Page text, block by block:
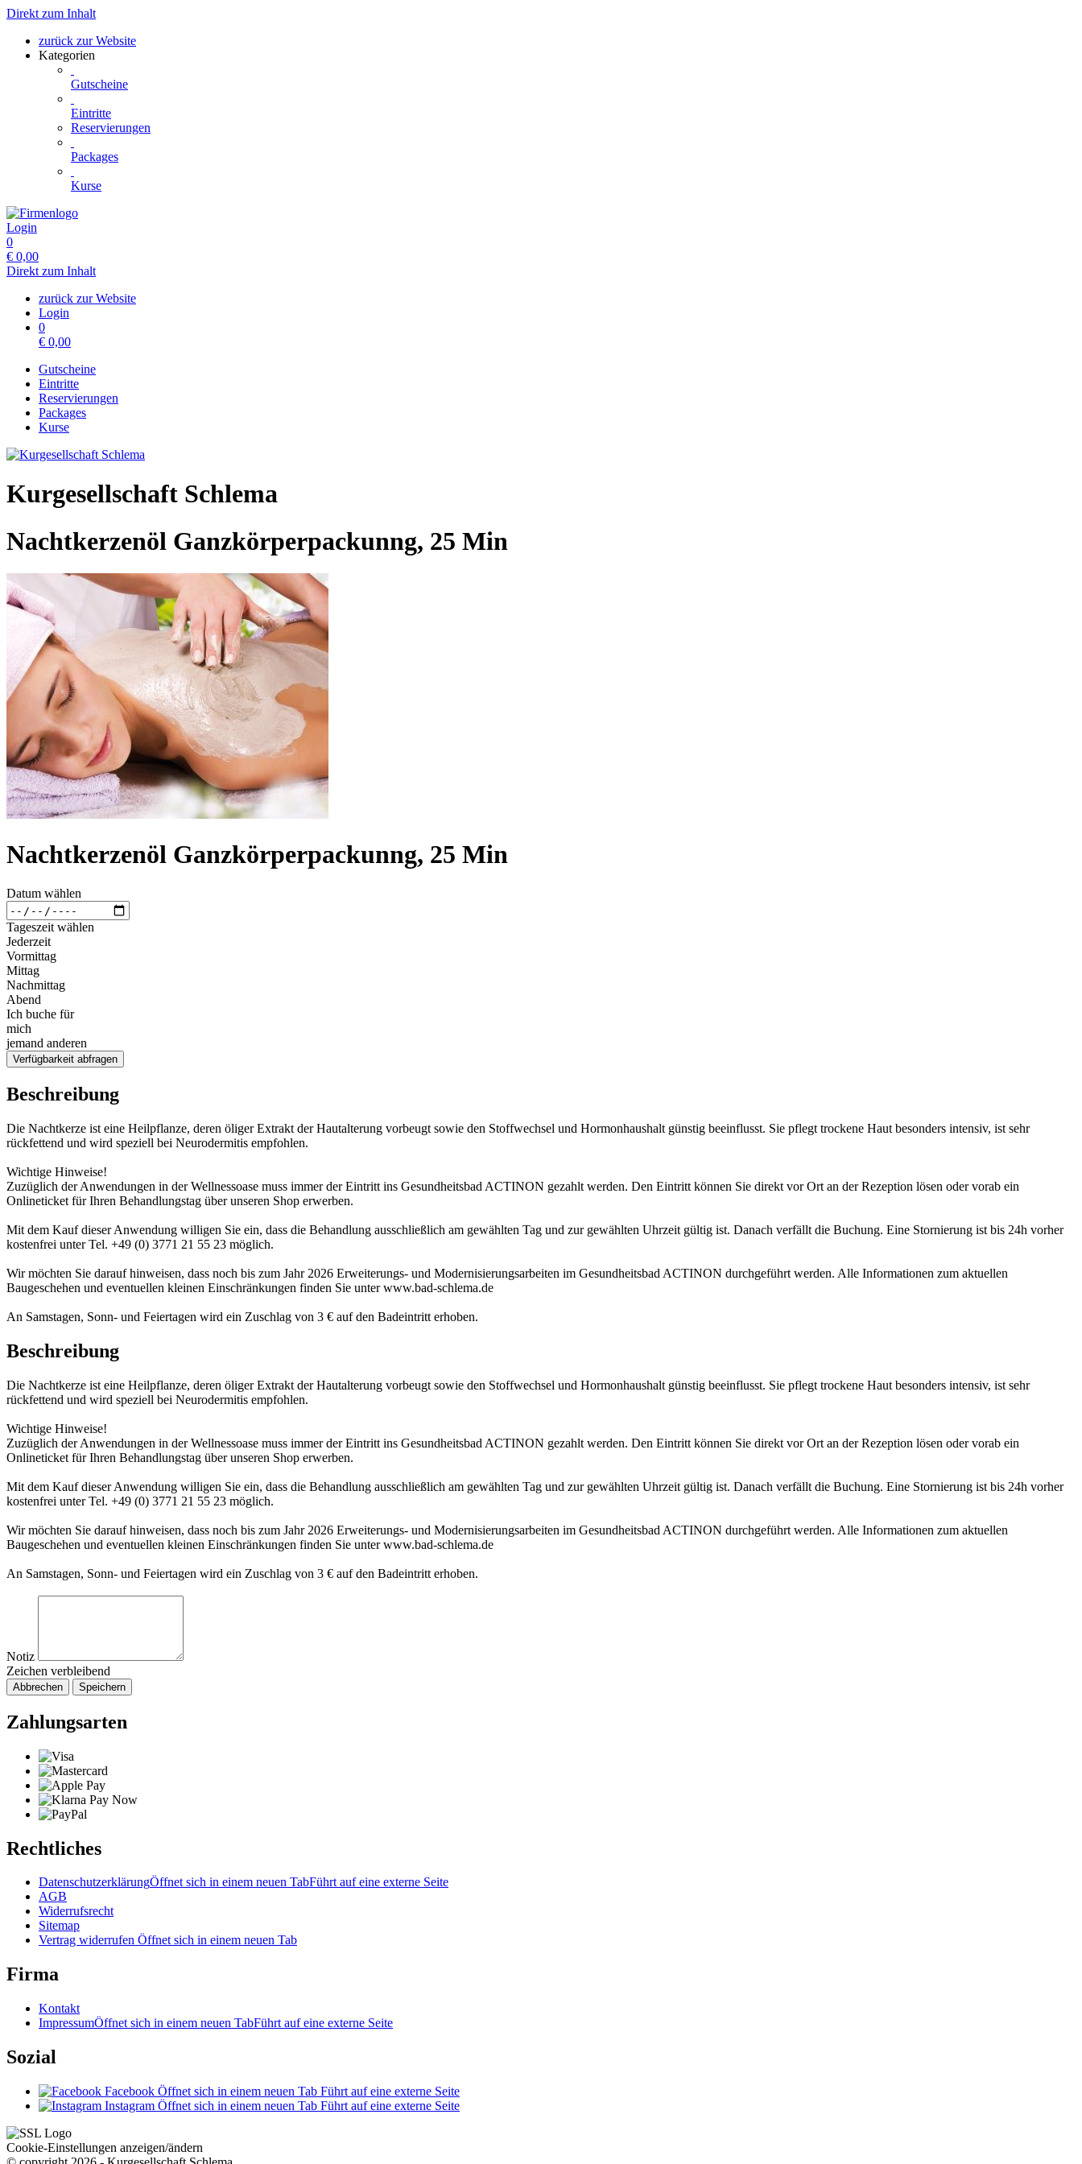
Direkt zum Inhalt
zurück zur Website
Kategorien
Gutscheine
Eintritte
Reservierungen
Packages
Kurse
Login
0
€ 0,00
Direkt zum Inhalt
zurück zur Website
Login
0
€ 0,00
Gutscheine
Eintritte
Reservierungen
Packages
Kurse
Kurgesellschaft Schlema
Nachtkerzenöl Ganzkörperpackunng, 25 Min
Nachtkerzenöl Ganzkörperpackunng, 25 Min
Datum wählen
Tageszeit wählen
Jederzeit
Vormittag
Mittag
Nachmittag
Abend
Ich buche für
mich
jemand anderen
Verfügbarkeit abfragen
Beschreibung
Die Nachtkerze ist eine Heilpflanze, deren öliger Extrakt der Hautalterung vorbeugt sowie den Stoffwechsel und Hormonhaushalt günstig beeinflusst. Sie pflegt trockene Haut besonders intensiv, ist sehr
rückfettend und wird speziell bei Neurodermitis empfohlen.
Wichtige Hinweise!
Zuzüglich der Anwendungen in der Wellnessoase muss immer der Eintritt ins Gesundheitsbad ACTINON gezahlt werden. Den Eintritt können Sie direkt vor Ort an der Rezeption lösen oder vorab ein
Onlineticket für Ihren Behandlungstag über unseren Shop erwerben.
Mit dem Kauf dieser Anwendung willigen Sie ein, dass die Behandlung ausschließlich am gewählten Tag und zur gewählten Uhrzeit gültig ist. Danach verfällt die Buchung. Eine Stornierung ist bis 24h vorher
kostenfrei unter Tel. +49 (0) 3771 21 55 23 möglich.
Wir möchten Sie darauf hinweisen, dass noch bis zum Jahr 2026 Erweiterungs- und Modernisierungsarbeiten im Gesundheitsbad ACTINON durchgeführt werden. Alle Informationen zum aktuellen
Baugeschehen und eventuellen kleinen Einschränkungen finden Sie unter www.bad-schlema.de
An Samstagen, Sonn- und Feiertagen wird ein Zuschlag von 3 € auf den Badeintritt erhoben.
Beschreibung
Die Nachtkerze ist eine Heilpflanze, deren öliger Extrakt der Hautalterung vorbeugt sowie den Stoffwechsel und Hormonhaushalt günstig beeinflusst. Sie pflegt trockene Haut besonders intensiv, ist sehr
rückfettend und wird speziell bei Neurodermitis empfohlen.
Wichtige Hinweise!
Zuzüglich der Anwendungen in der Wellnessoase muss immer der Eintritt ins Gesundheitsbad ACTINON gezahlt werden. Den Eintritt können Sie direkt vor Ort an der Rezeption lösen oder vorab ein
Onlineticket für Ihren Behandlungstag über unseren Shop erwerben.
Mit dem Kauf dieser Anwendung willigen Sie ein, dass die Behandlung ausschließlich am gewählten Tag und zur gewählten Uhrzeit gültig ist. Danach verfällt die Buchung. Eine Stornierung ist bis 24h vorher
kostenfrei unter Tel. +49 (0) 3771 21 55 23 möglich.
Wir möchten Sie darauf hinweisen, dass noch bis zum Jahr 2026 Erweiterungs- und Modernisierungsarbeiten im Gesundheitsbad ACTINON durchgeführt werden. Alle Informationen zum aktuellen
Baugeschehen und eventuellen kleinen Einschränkungen finden Sie unter www.bad-schlema.de
An Samstagen, Sonn- und Feiertagen wird ein Zuschlag von 3 € auf den Badeintritt erhoben.
Notiz
Zeichen verbleibend
Abbrechen Speichern
Zahlungsarten
Rechtliches
DatenschutzerklärungÖffnet sich in einem neuen TabFührt auf eine externe Seite
AGB
Widerrufsrecht
Sitemap
Vertrag widerrufen Öffnet sich in einem neuen Tab
Firma
Kontakt
ImpressumÖffnet sich in einem neuen TabFührt auf eine externe Seite
Sozial
Facebook Öffnet sich in einem neuen Tab Führt auf eine externe Seite
Instagram Öffnet sich in einem neuen Tab Führt auf eine externe Seite
Cookie-Einstellungen anzeigen/ändern